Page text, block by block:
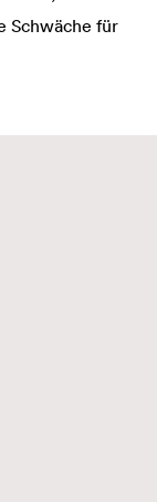
Schwäche für